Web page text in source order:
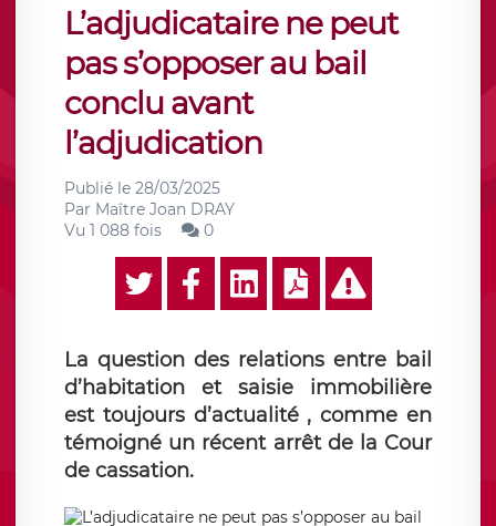
L’adjudicataire ne peut
pas s’opposer au bail
conclu avant
l’adjudication
Publié le 28/03/2025
Par Maître Joan DRAY
Vu 1 088 fois
0
La question des relations entre bail
d’habitation et saisie immobilière
est toujours d’actualité , comme en
témoigné un récent arrêt de la Cour
de cassation.